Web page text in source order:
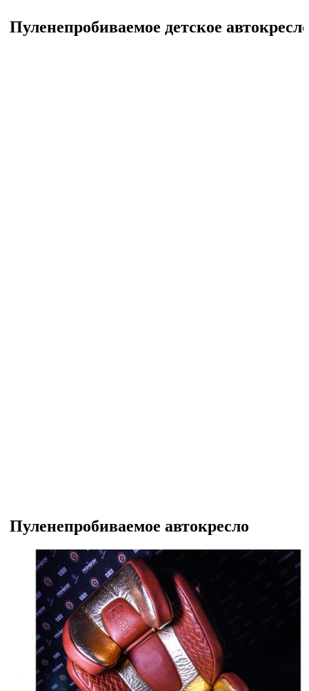
Пуленепробиваемое детское
Пуленепробиваемое автокресло